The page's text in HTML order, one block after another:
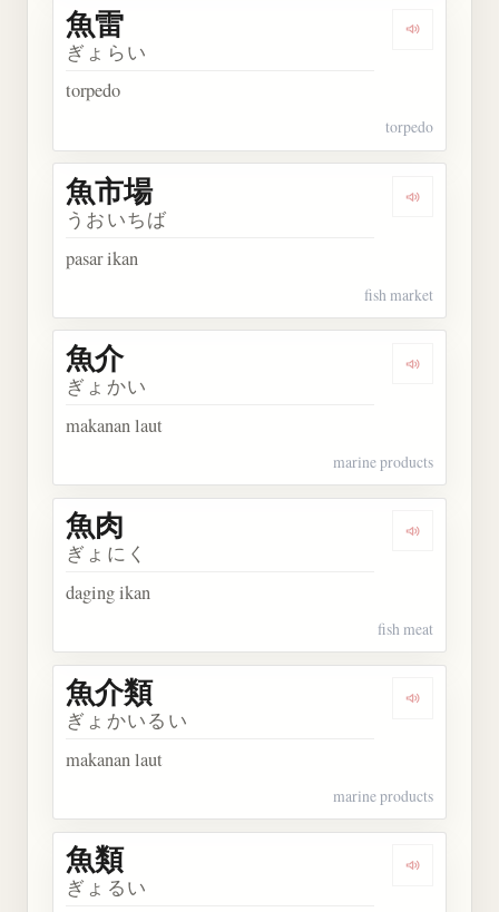
Dengarkan
魚雷
ぎょらい
torpedo
torpedo
Dengarkan
魚市場
うおいちば
pasar ikan
fish market
Dengarkan
魚介
ぎょかい
makanan laut
marine products
Dengarkan
魚肉
ぎょにく
daging ikan
fish meat
Dengarkan
魚介類
ぎょかいるい
makanan laut
marine products
Dengarkan
魚類
ぎょるい